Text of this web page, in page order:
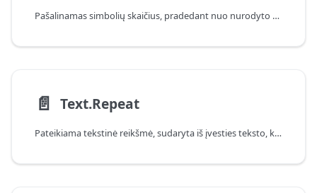
Pašalinamas simbolių skaičius, pradedant nuo nurodyto poslinkio
📄️ Text.Repeat
Pateikiama tekstinė reikšmė, sudaryta iš įvesties teksto, kartojamo nurodytą kartų skaičių.